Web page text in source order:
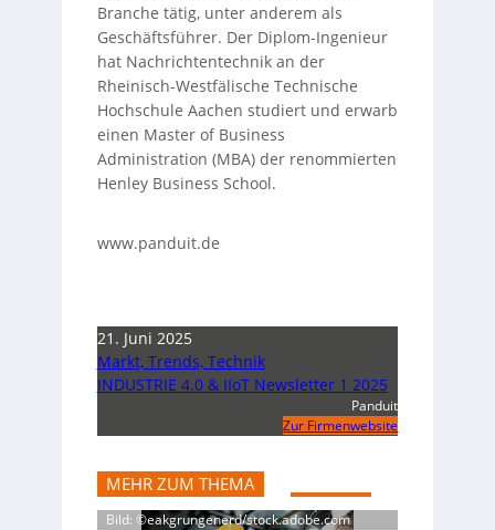
Branche tätig, unter anderem als
Geschäftsführer. Der Diplom-Ingenieur
hat Nachrichtentechnik an der
Rheinisch-Westfälische Technische
Hochschule Aachen studiert und erwarb
einen Master of Business
Administration (MBA) der renommierten
Henley Business School.
www.panduit.de
21. Juni 2025
Markt, Trends, Technik
INDUSTRIE 4.0 & IIoT Newsletter 1 2025
Panduit
Zur Firmenwebsite
MEHR ZUM THEMA
Bild: ©eakgrungenerd/stock.adobe.com